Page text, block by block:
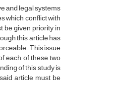
and legal systems
which conflict with
be given priority in
this article has
This issue
each of these two
of this study is
article must be